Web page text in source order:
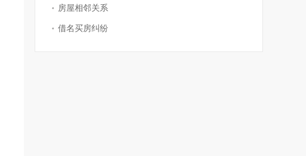
房屋相邻关系
借名买房纠纷